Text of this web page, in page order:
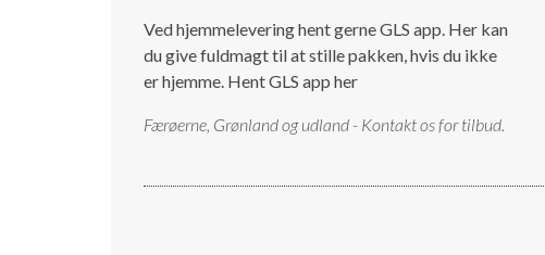
Ved hjemmelevering hent gerne GLS app. Her kan
du give fuldmagt til at stille pakken, hvis du ikke
er hjemme. Hent GLS app her
Færøerne, Grønland og udland - Kontakt os for tilbud.